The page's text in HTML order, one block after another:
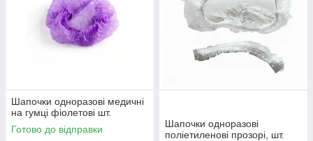
Шапочки одноразові медичні
на гумці фіолетові шт.
Готово до відправки
Шапочки одноразові
поліетиленові прозорі, шт.